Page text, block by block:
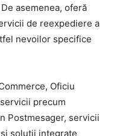
asemenea, oferă
de reexpediere a
nevoilor specifice
Oficiu
precum
Postmesager, servicii
soluții integrate